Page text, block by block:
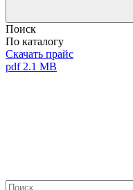
Поиск
По каталогу
Скачать прайс
pdf 2.1 MB